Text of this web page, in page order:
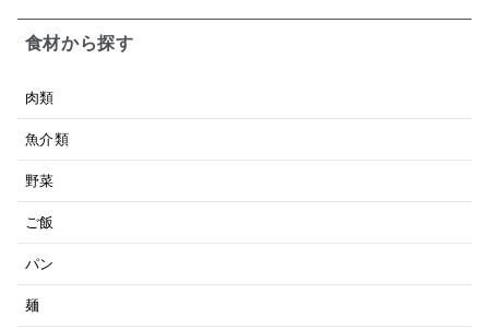
食材から探す
肉類
魚介類
野菜
ご飯
パン
麺